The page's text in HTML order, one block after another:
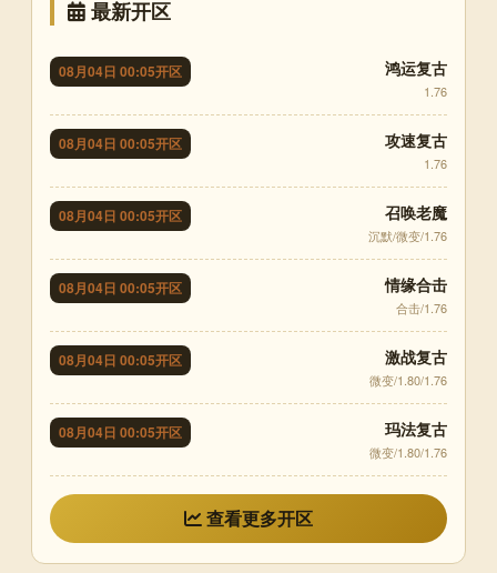
最新开区
08月04日 00:05开区 鸿运复古
1.76
08月04日 00:05开区 攻速复古
1.76
08月04日 00:05开区 召唤老魔
沉默/微变/1.76
08月04日 00:05开区 情缘合击
合击/1.76
08月04日 00:05开区 激战复古
微变/1.80/1.76
08月04日 00:05开区 玛法复古
微变/1.80/1.76
查看更多开区